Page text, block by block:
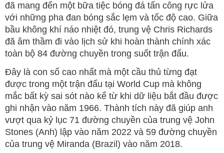
đã mang đến một bữa tiệc bóng đá tấn công rực lửa
với những pha đan bóng sắc lẹm và tốc độ cao. Giữa
bầu không khí náo nhiệt đó, trung vệ Chris Richards
đã âm thầm đi vào lịch sử khi hoàn thành chính xác
toàn bộ 84 đường chuyền trong suốt trận đấu.
Đây là con số cao nhất mà một cầu thủ từng đạt
được trong một trận đấu tại World Cup mà không
mắc bất kỳ sai sót nào kể từ khi dữ liệu bắt đầu được
ghi nhận vào năm 1966. Thành tích này đã giúp anh
vượt qua kỷ lục 71 đường chuyền của trung vệ John
Stones (Anh) lập vào năm 2022 và 59 đường chuyền
của trung vệ Miranda (Brazil) vào năm 2018.